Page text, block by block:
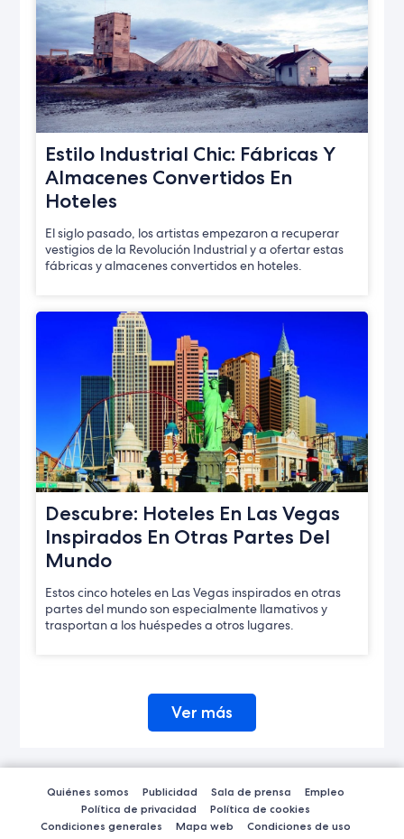
Estilo Industrial Chic: Fábricas Y
Almacenes Convertidos En
Hoteles
El siglo pasado, los artistas empezaron a recuperar
vestigios de la Revolución Industrial y a ofertar estas
fábricas y almacenes convertidos en hoteles.
Descubre: Hoteles En Las Vegas
Inspirados En Otras Partes Del
Mundo
Estos cinco hoteles en Las Vegas inspirados en otras
partes del mundo son especialmente llamativos y
trasportan a los huéspedes a otros lugares.
Ver más
Quiénes somos Publicidad Sala de prensa
Empleo
Política de privacidad
Política de cookies
Condiciones generales
Mapa web
Condiciones de uso